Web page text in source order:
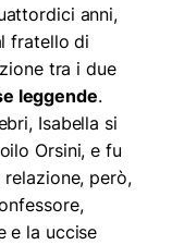
anni,
fratello di
tra i due
leggende.
Isabella si
Orsini, e fu
relazione, però,
e la uccise